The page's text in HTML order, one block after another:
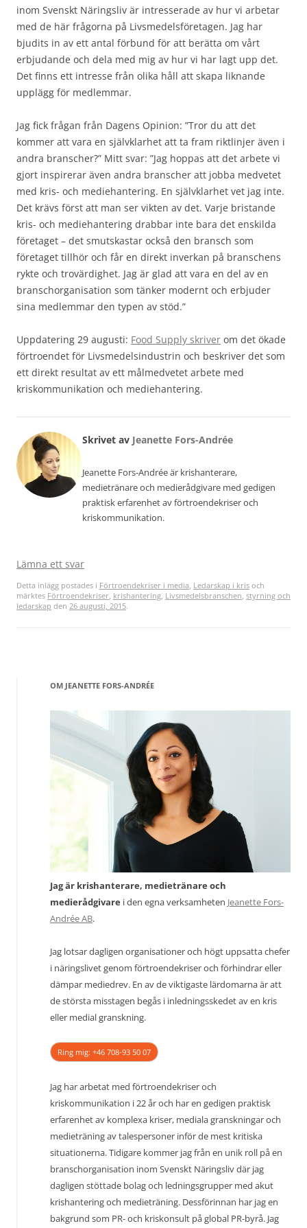
inom Svenskt Näringsliv är intresserade av hur vi arbetar
med de här frågorna på Livsmedelsföretagen. Jag har
bjudits in av ett antal förbund för att berätta om vårt
erbjudande och dela med mig av hur vi har lagt upp det.
Det finns ett intresse från olika håll att skapa liknande
upplägg för medlemmar.
Jag fick frågan från Dagens Opinion: ”Tror du att det
kommer att vara en självklarhet att ta fram riktlinjer även i
andra branscher?” Mitt svar: ”Jag hoppas att det arbete vi
gjort inspirerar även andra branscher att jobba medvetet
med kris- och mediehantering. En självklarhet vet jag inte.
Det krävs först att man ser vikten av det. Varje bristande
kris- och mediehantering drabbar inte bara det enskilda
företaget – det smutskastar också den bransch som
företaget tillhör och får en direkt inverkan på branschens
rykte och trovärdighet. Jag är glad att vara en del av en
branschorganisation som tänker modernt och erbjuder
sina medlemmar den typen av stöd.”
Uppdatering 29 augusti: Food Supply skriver om det ökade
förtroendet för Livsmedelsindustrin och beskriver det som
ett direkt resultat av ett målmedvetet arbete med
kriskommunikation och mediehantering.
Skrivet av Jeanette Fors-Andrée
Jeanette Fors-Andrée är krishanterare,
medietränare och medierådgivare med gedigen
praktisk erfarenhet av förtroendekriser och
kriskommunikation.
Lämna ett svar
Detta inlägg postades i Förtroendekriser i media Ledarskap i kris och
märktes Förtroendekriser krishantering Livsmedelsbranschen styrning och
ledarskap den 26 augusti, 2015.
OM JEANETTE FORS-ANDRÉE
Jag är krishanterare, medietränare och
medierådgivare i den egna verksamheten Jeanette Fors-
Andrée AB.
Jag lotsar dagligen organisationer och högt uppsatta chefer
i näringslivet genom förtroendekriser och förhindrar eller
dämpar mediedrev. En av de viktigaste lärdomarna är att
de största misstagen begås i inledningsskedet av en kris
eller medial granskning.
Ring mig: +46 708-93 50 07
Jag har arbetat med förtroendekriser och
kriskommunikation i 22 år och har en gedigen praktisk
erfarenhet av komplexa kriser, mediala granskningar och
medieträning av talespersoner inför de mest kritiska
situationerna. Tidigare kommer jag från en unik roll på en
branschorganisation inom Svenskt Näringsliv där jag
dagligen stöttade bolag och ledningsgrupper med akut
krishantering och medieträning. Dessförinnan har jag en
bakgrund som PR- och kriskonsult på global PR-byrå. Jag